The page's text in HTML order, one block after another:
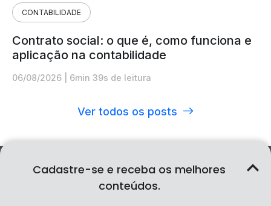
Cadastre-se e receba os melhores
conteúdos.
CONTABILIDADE
Contrato social: o que é, como funciona e
aplicação na contabilidade
06/08/2026 6min 39s de leitura
Ver todos os posts